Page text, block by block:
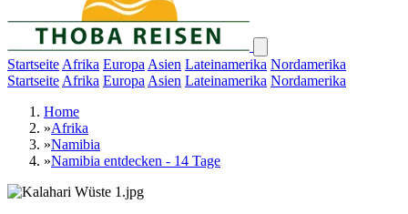
Startseite Afrika Europa Asien Lateinamerika Nordamerika
Startseite Afrika Europa Asien Lateinamerika Nordamerika
Home
»Afrika
»Namibia
»Namibia entdecken - 14 Tage